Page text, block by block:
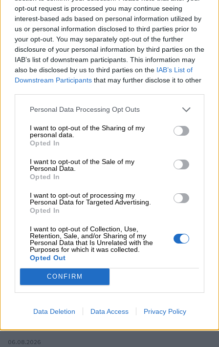
opt-out request is processed you may continue seeing
interest-based ads based on personal information utilized by
us or personal information disclosed to third parties prior to
your opt-out. You may separately opt-out of the further
disclosure of your personal information by third parties on the
IAB’s list of downstream participants. This information may
also be disclosed by us to third parties on the IAB’s List of
Downstream Participants that may further disclose it to other
Personal Data Processing Opt Outs
I want to opt-out of the Sharing of my
personal data.
Opted In
I want to opt-out of the Sale of my
Personal Data.
Opted In
I want to opt-out of processing my
Personal Data for Targeted Advertising.
Opted In
I want to opt-out of Collection, Use,
Retention, Sale, and/or Sharing of my
Personal Data that Is Unrelated with the
Purposes for which it was collected.
Opted Out
CONFIRM
Data Deletion Data Access Privacy Policy
ασφαλιστές
07.08.2026 - 09:23
CrediaBank: Οικονομικά Αποτελέσματα A’ Εξαμήνου 2026 -
Υψηλοί ρυθμοί ανάπτυξης και νέα ρεκόρ επιδόσεων
07.08.2026 - 08:45
Στόχος για νέα δάνεια 15 δισ. το 2026, η «ακτινογραφία» της
κερδοφορίας των τραπεζών, η δυναμική επιστροφή της
06.08.2026
10.000 φορές η διεθνής επιστημονική κοινότητα παρέπεμψε
στο έργο του – Ποιος είναι ο Έλληνας χειρουργός Χρήστος
06.08.2026
Επιχειρηματικής Ανάπτυξης Ομίλου HHG
Όταν η επόμενη μέρα είναι στάχτη, τι θα πει ο Ασφαλιστικός
Διαμεσολαβητής στον πελάτη κλάδου υγείας;
06.08.2026
Kavita Patel - PhARMA Innovation Forum: Ένα στα πέντε
καινοτόμα φάρμακα φτάνει τελικά στην Ελλάδα
Μείωση ασφαλιστικών εισφορών ύψους 240 εκατ. ευρώ
06.08.2026